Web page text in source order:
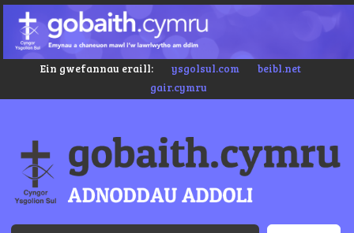
Ein gwefannau eraill: ysgolsul.com
beibl.net
gair.cymru